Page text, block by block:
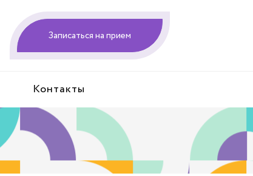
Записаться на прием
Контакты